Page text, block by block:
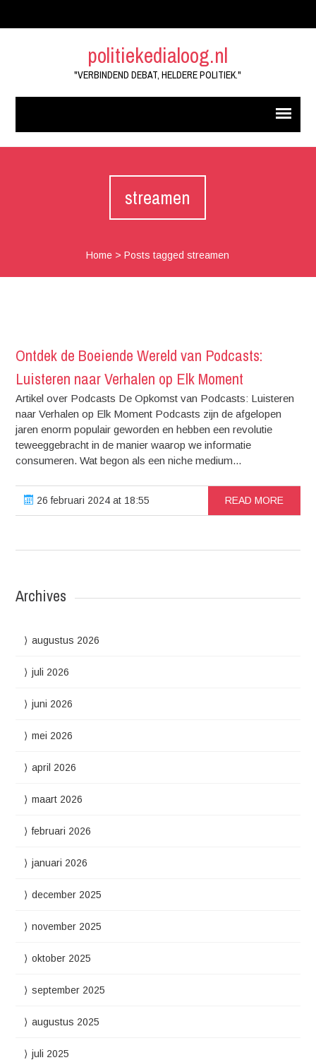
politiekedialoog.nl
"VERBINDEND DEBAT, HELDERE POLITIEK."
streamen
Home >Posts tagged streamen
Ontdek de Boeiende Wereld van Podcasts:
Luisteren naar Verhalen op Elk Moment
Artikel over Podcasts De Opkomst van Podcasts: Luisteren
naar Verhalen op Elk Moment Podcasts zijn de afgelopen
jaren enorm populair geworden en hebben een revolutie
teweeggebracht in de manier waarop we informatie
consumeren. Wat begon als een niche medium...
26 februari 2024 at 18:55 READ MORE
Archives
augustus 2026
juli 2026
juni 2026
mei 2026
april 2026
maart 2026
februari 2026
januari 2026
december 2025
november 2025
oktober 2025
september 2025
augustus 2025
juli 2025